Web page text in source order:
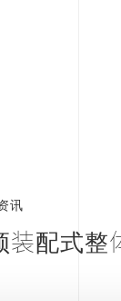
讯
装配式整